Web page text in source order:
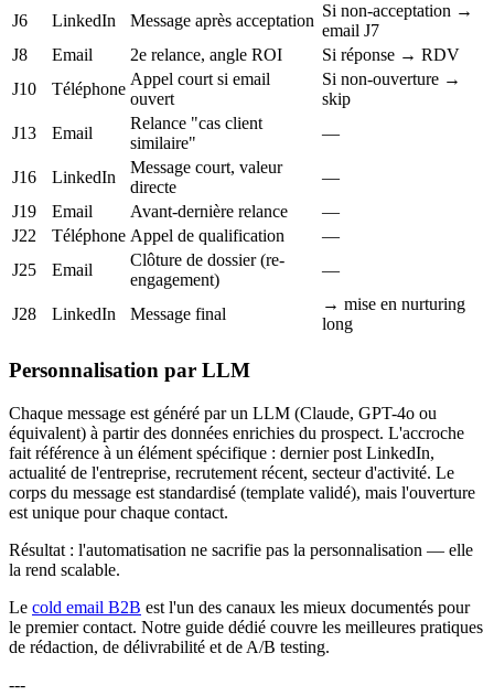
J6
LinkedIn Message après acceptation
Si non-acceptation →
email J7
J8
Email 2e relance, angle ROI
Si réponse → RDV
J10
Téléphone
Appel court si email
ouvert
Si non-ouverture →
skip
J13
Email
Relance "cas client
similaire"
—
J16 LinkedIn
Message court, valeur
directe
—
J19
Email Avant-dernière relance
—
J22
Téléphone Appel de qualification
—
J25
Email
Clôture de dossier (re-
engagement)
—
J28 LinkedIn Message final
→ mise en nurturing
long
Personnalisation par LLM
Chaque message est généré par un LLM (Claude, GPT-4o ou
équivalent) à partir des données enrichies du prospect. L'accroche
fait référence à un élément spécifique : dernier post LinkedIn,
actualité de l'entreprise, recrutement récent, secteur d'activité. Le
corps du message est standardisé (template validé), mais l'ouverture
est unique pour chaque contact.
Résultat : l'automatisation ne sacrifie pas la personnalisation — elle
la rend scalable.
Le cold email B2B est l'un des canaux les mieux documentés pour
le premier contact. Notre guide dédié couvre les meilleures pratiques
de rédaction, de délivrabilité et de A/B testing.
---